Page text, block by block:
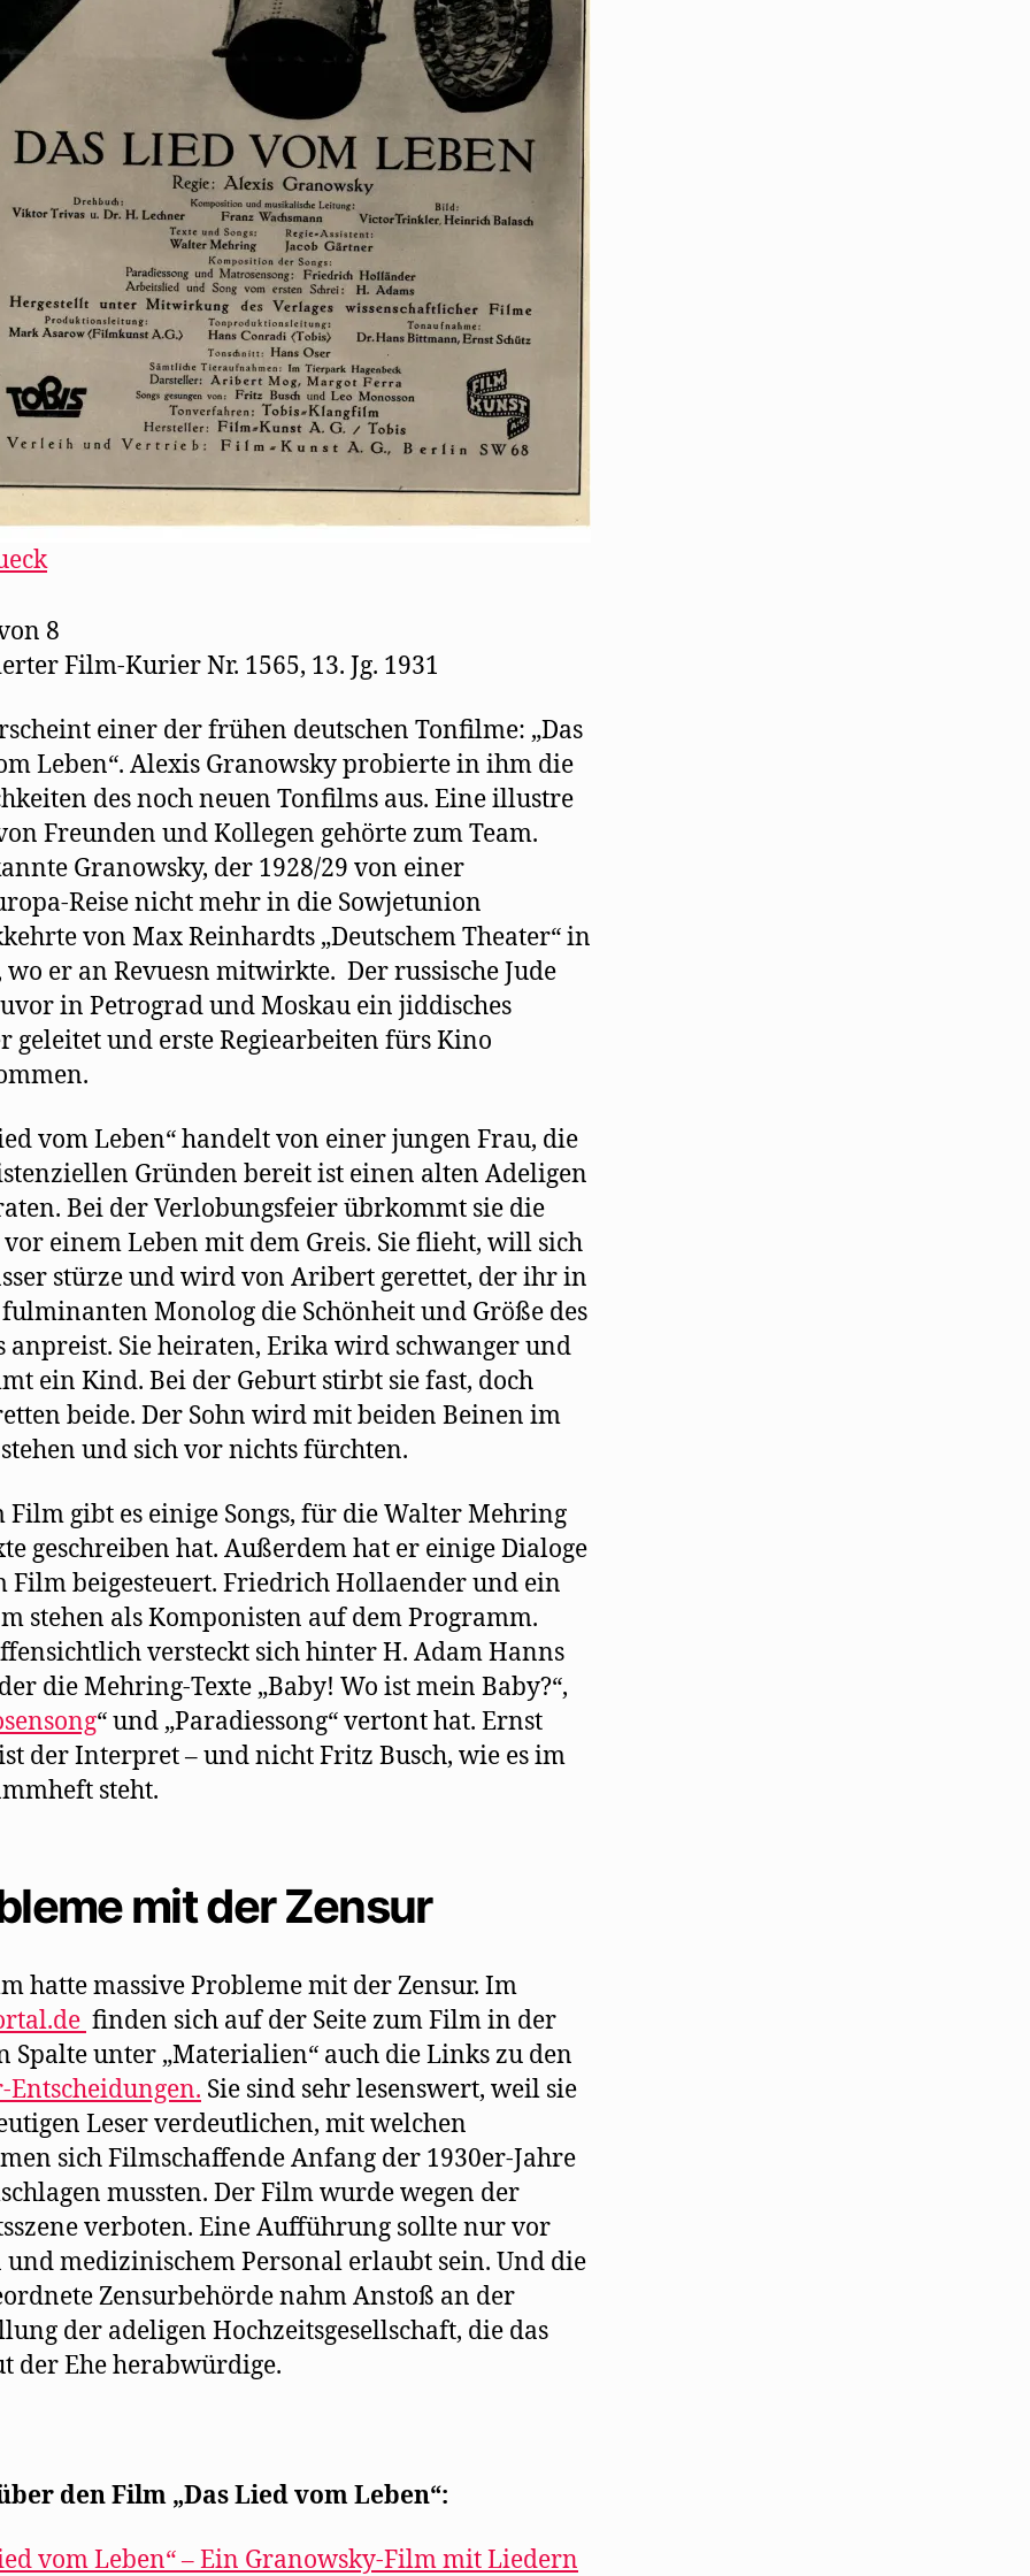
8
Film-Kurier Nr. 1565, 13. Jg. 1931
einer der frühen deutschen Tonfilme: „Das
Leben“. Alexis Granowsky probierte in ihm die
des noch neuen Tonfilms aus. Eine illustre
Freunden und Kollegen gehörte zum Team.
Granowsky, der 1928/29 von einer
Reise nicht mehr in die Sowjetunion
von Max Reinhardts „Deutschem Theater“ in
er an Revuesn mitwirkte. Der russische Jude
in Petrograd und Moskau ein jiddisches
geleitet und erste Regiearbeiten fürs Kino
vom Leben“ handelt von einer jungen Frau, die
Gründen bereit ist einen alten Adeligen
Bei der Verlobungsfeier übrkommt sie die
einem Leben mit dem Greis. Sie flieht, will sich
stürze und wird von Aribert gerettet, der ihr in
Monolog die Schönheit und Größe des
anpreist. Sie heiraten, Erika wird schwanger und
ein Kind. Bei der Geburt stirbt sie fast, doch
beide. Der Sohn wird mit beiden Beinen im
und sich vor nichts fürchten.
Film gibt es einige Songs, für die Walter Mehring
geschreiben hat. Außerdem hat er einige Dialoge
Film beigesteuert. Friedrich Hollaender und ein
stehen als Komponisten auf dem Programm.
versteckt sich hinter H. Adam Hanns
die Mehring-Texte „Baby! Wo ist mein Baby?“,
“ und „Paradiessong“ vertont hat. Ernst
der Interpret – und nicht Fritz Busch, wie es im
steht.
mit der Zensur
hatte massive Probleme mit der Zensur. Im
finden sich auf der Seite zum Film in der
Spalte unter „Materialien“ auch die Links zu den
Entscheidungen. Sie sind sehr lesenswert, weil sie
Leser verdeutlichen, mit welchen
sich Filmschaffende Anfang der 1930er-Jahre
mussten. Der Film wurde wegen der
verboten. Eine Aufführung sollte nur vor
medizinischem Personal erlaubt sein. Und die
Zensurbehörde nahm Anstoß an der
der adeligen Hochzeitsgesellschaft, die das
der Ehe herabwürdige.
den Film „Das Lied vom Leben“:
vom Leben“ – Ein Granowsky-Film mit Liedern